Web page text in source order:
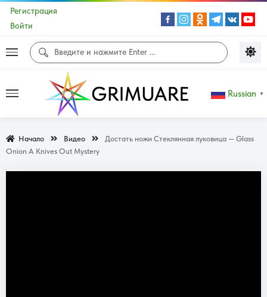
Регистрация
Войти
Russian ▼
Начало Видео
Достать ножи Стеклянная луковица — Glass
Onion A Knives Out Mystery